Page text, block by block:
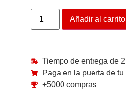
Añadir al carrito
Tiempo de entrega de
Paga en la puerta de tu
+5000 compras